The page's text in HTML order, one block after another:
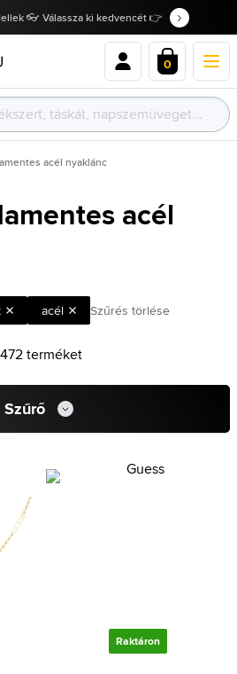
👓 Válassza ki kedvencét 👉
0
acél nyaklánc
acél
acél Szűrés törlése
472 terméket
Szűrő
Raktáron